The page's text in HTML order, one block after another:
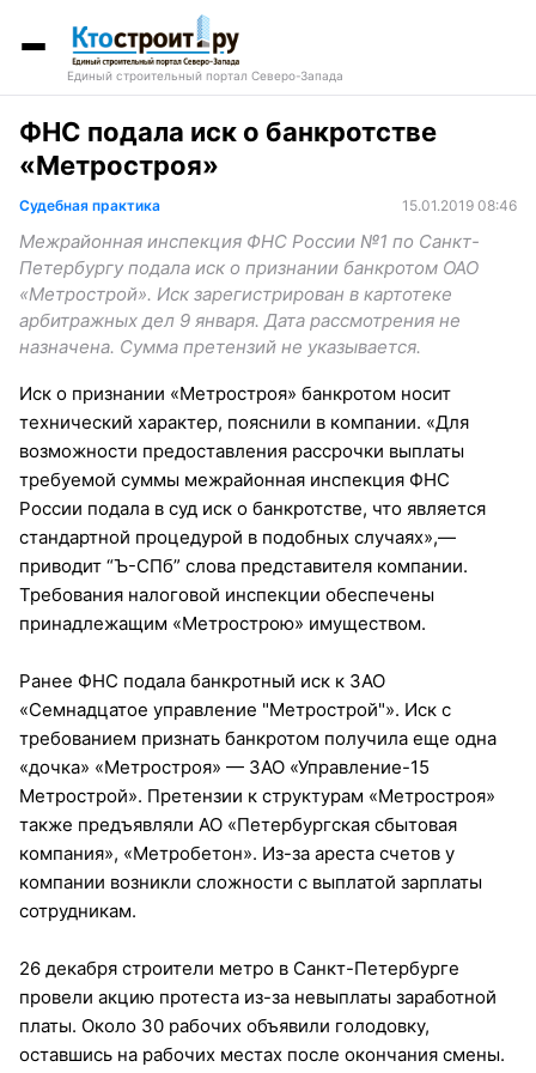
Единый строительный портал Северо-Запада
ФНС подала иск о банкротстве
«Метростроя»
Судебная практика 15.01.2019 08:46
Межрайонная инспекция ФНС России №1 по Санкт-
Петербургу подала иск о признании банкротом ОАО
«Метрострой». Иск зарегистрирован в картотеке
арбитражных дел 9 января. Дата рассмотрения не
назначена. Сумма претензий не указывается.
Иск о признании «Метростроя» банкротом носит
технический характер, пояснили в компании. «Для
возможности предоставления рассрочки выплаты
требуемой суммы межрайонная инспекция ФНС
России подала в суд иск о банкротстве, что является
стандартной процедурой в подобных случаях»,—
приводит “Ъ-СПб” слова представителя компании.
Требования налоговой инспекции обеспечены
принадлежащим «Метрострою» имуществом.
Ранее ФНС подала банкротный иск к ЗАО
«Семнадцатое управление "Метрострой"». Иск с
требованием признать банкротом получила еще одна
«дочка» «Метростроя» — ЗАО «Управление-15
Метрострой». Претензии к структурам «Метростроя»
также предъявляли АО «Петербургская сбытовая
компания», «Метробетон». Из-за ареста счетов у
компании возникли сложности с выплатой зарплаты
сотрудникам.
26 декабря строители метро в Санкт-Петербурге
провели акцию протеста из-за невыплаты заработной
платы. Около 30 рабочих объявили голодовку,
оставшись на рабочих местах после окончания смены.